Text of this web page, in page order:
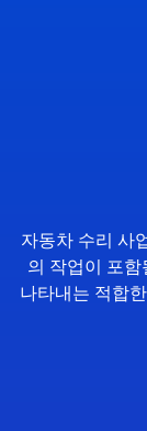
자동차 수리 사
의 작업이 포
나타내는 적합